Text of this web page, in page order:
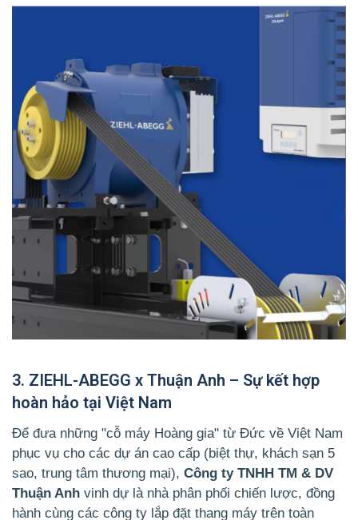
3. ZIEHL-ABEGG x Thuận Anh – Sự kết hợp
hoàn hảo tại Việt Nam
Để đưa những "cỗ máy Hoàng gia" từ Đức về Việt Nam
phục vụ cho các dự án cao cấp (biệt thự, khách sạn 5
sao, trung tâm thương mại), Công ty TNHH TM & DV
Thuận Anh vinh dự là nhà phân phối chiến lược, đồng
hành cùng các công ty lắp đặt thang máy trên toàn